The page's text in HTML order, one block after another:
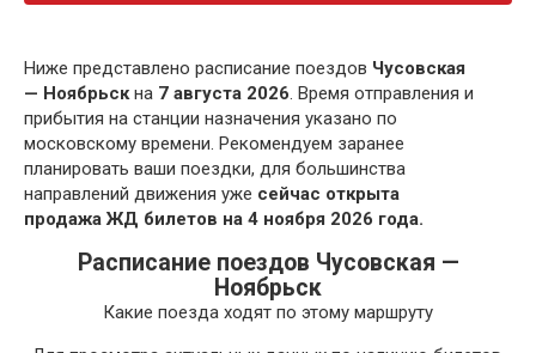
Ниже представлено расписание поездов Чусовская
— Ноябрьскна 7 августа 2026. Время отправления и
прибытия на станции назначения указано по
московскому времени. Рекомендуем заранее
планировать ваши поездки, для большинства
направлений движения уже сейчас открыта
продажа ЖД билетов на 4 ноября 2026 года.
Расписание поездов Чусовская —
Ноябрьск
Какие поезда ходят по этому маршруту